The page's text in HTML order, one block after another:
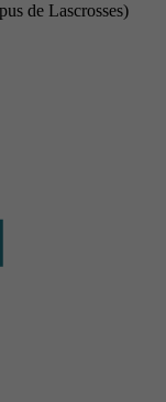
de Lascrosses)